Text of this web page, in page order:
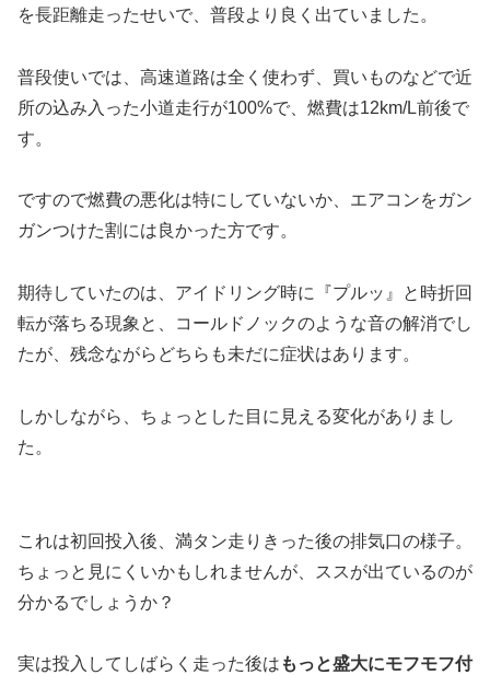
を長距離走ったせいで、普段より良く出ていました。
普段使いでは、高速道路は全く使わず、買いものなどで近
所の込み入った小道走行が100%で、燃費は12km/L前後で
す。
ですので燃費の悪化は特にしていないか、エアコンをガン
ガンつけた割には良かった方です。
期待していたのは、アイドリング時に『プルッ』と時折回
転が落ちる現象と、コールドノックのような音の解消でし
たが、残念ながらどちらも未だに症状はあります。
しかしながら、ちょっとした目に見える変化がありまし
た。
これは初回投入後、満タン走りきった後の排気口の様子。
ちょっと見にくいかもしれませんが、ススが出ているのが
分かるでしょうか？
実は投入してしばらく走った後は もっと盛大にモフモフ付